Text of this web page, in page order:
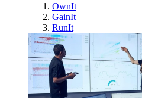
OwnIt
GainIt
RunIt